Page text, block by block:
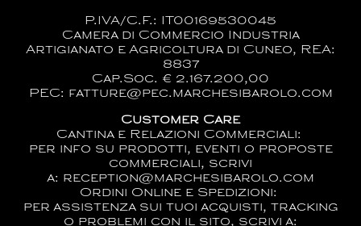
P.IVA/C.F.: IT00169530045
Camera di Commercio Industria
Artigianato e Agricoltura di Cuneo, REA:
8837
Cap.Soc. € 2.167.200,00
PEC: fatture@pec.marchesibarolo.com
Customer Care
Cantina e Relazioni Commerciali:
per info su prodotti, eventi o proposte
commerciali, scrivi
a: reception@marchesibarolo.com
Ordini Online e Spedizioni:
per assistenza sui tuoi acquisti, tracking
o problemi con il sito, scrivi a: